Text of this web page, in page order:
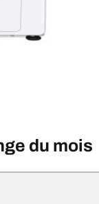
du mois